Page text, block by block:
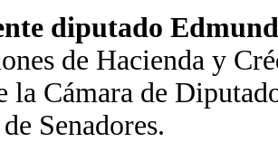
diputado
de Hacienda y
la Cámara de
Senadores.